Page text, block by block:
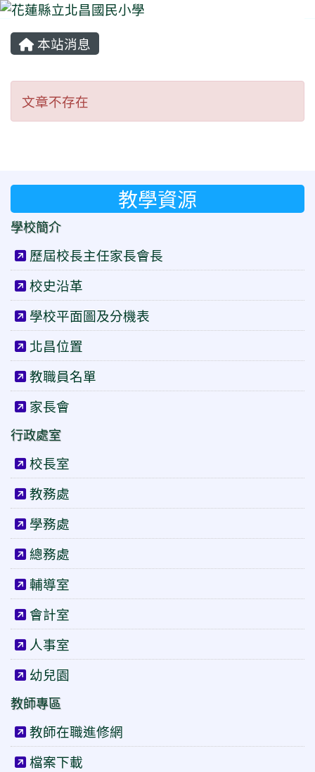
本站消息
文章不存在
文章不存在
教學資源
學校簡介
歷屆校長主任家長會長
校史沿革
學校平面圖及分機表
北昌位置
教職員名單
家長會
行政處室
校長室
教務處
學務處
總務處
輔導室
會計室
人事室
幼兒園
教師專區
教師在職進修網
檔案下載